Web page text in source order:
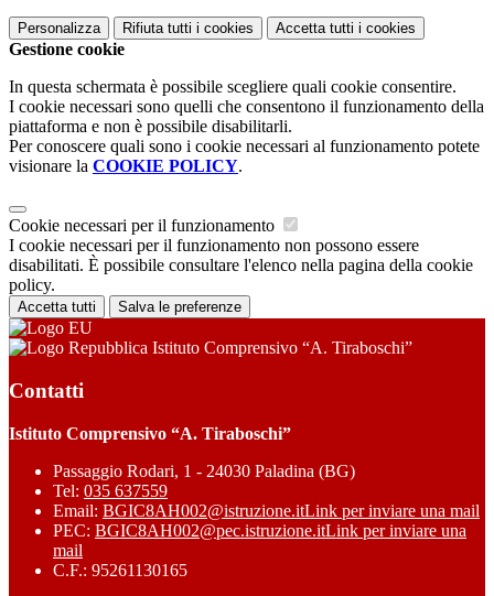
Personalizza Rifiuta tutti i cookies Accetta tutti i cookies
Gestione cookie
In questa schermata è possibile scegliere quali cookie consentire.
I cookie necessari sono quelli che consentono il funzionamento della
piattaforma e non è possibile disabilitarli.
Per conoscere quali sono i cookie necessari al funzionamento potete
visionare la COOKIE POLICY.
Cookie necessari per il funzionamento
I cookie necessari per il funzionamento non possono essere
disabilitati. È possibile consultare l'elenco nella pagina della cookie
policy.
Accetta tutti Salva le preferenze
Istituto Comprensivo “A. Tiraboschi”
Contatti
Istituto Comprensivo “A. Tiraboschi”
Passaggio Rodari, 1 - 24030 Paladina (BG)
Tel: 035 637559
Email: BGIC8AH002@istruzione.itLink per inviare una mail
PEC: BGIC8AH002@pec.istruzione.itLink per inviare una
mail
C.F.: 95261130165